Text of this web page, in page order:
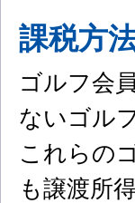
課税方
ゴルフ会
ないゴル
これらの
も譲渡所